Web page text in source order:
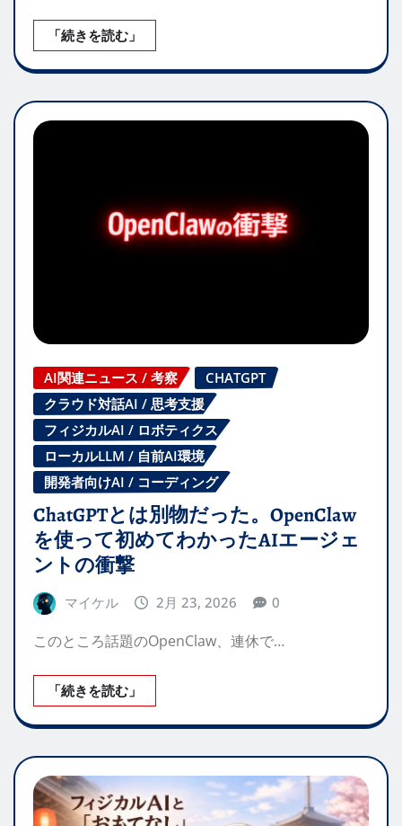
「続きを読む」
AI関連ニュース / 考察
CHATGPT
クラウド対話AI / 思考支援
フィジカルAI / ロボティクス
ローカルLLM / 自前AI環境
開発者向けAI / コーディング
ChatGPTとは別物だった。OpenClaw
を使って初めてわかったAIエージェ
ントの衝撃
マイケル 2月 23, 2026 0
このところ話題のOpenClaw、連休で…
「続きを読む」